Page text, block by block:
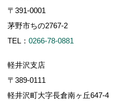
〒391-0001
茅野市ちの2767-2
TEL： 0266-78-0881
軽井沢支店
〒389-0111
軽井沢町大字長倉南ヶ丘647-4